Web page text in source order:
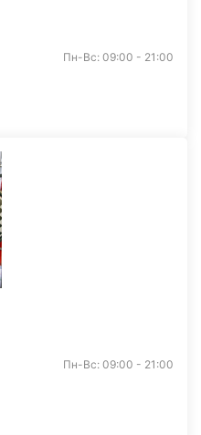
Пн-Вс: 09:00 - 21:00
Пн-Вс: 09:00 - 21:00